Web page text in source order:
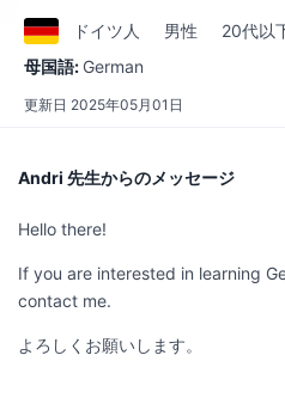
ドイツ 人 男性
20代以
母国語: German
更新日 2025年05月01日
Andri 先生からのメッセージ
Hello there!
If you are interested in learning
contact me.
よろしくお願いします。